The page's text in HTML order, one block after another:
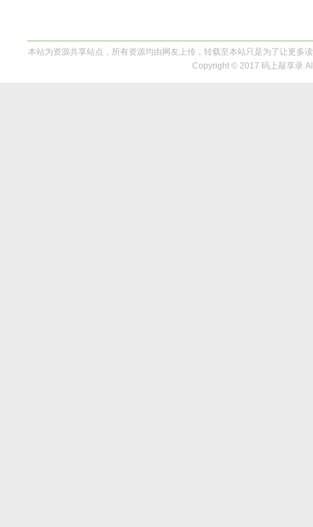
本站为资源共享站点，所有资源均由网友上传，转载至本站只是为了让更多
Copyright © 2017 码上敲享录